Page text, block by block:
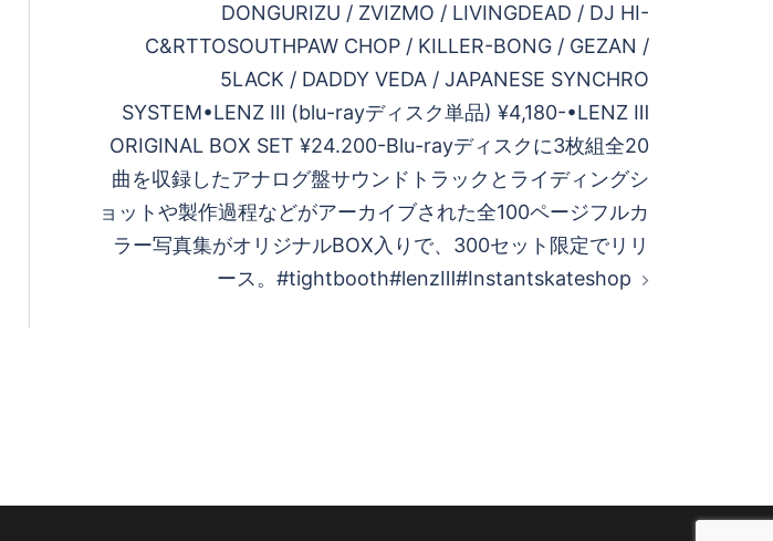
DONGURIZU / ZVIZMO / LIVINGDEAD / DJ HI-
C&RTTOSOUTHPAW CHOP / KILLER-BONG / GEZAN /
5LACK / DADDY VEDA / JAPANESE SYNCHRO
SYSTEM•LENZ Ⅲ (blu-rayディスク単品) ¥4,180-•LENZ Ⅲ
ORIGINAL BOX SET ¥24.200-Blu-rayディスクに3枚組全20
曲を収録したアナログ盤サウンドトラックとライディングシ
ョットや製作過程などがアーカイブされた全100ページフルカ
ラー写真集がオリジナルBOX入りで、300セット限定でリリ
ース。#tightbooth#lenzⅢ#Instantskateshop